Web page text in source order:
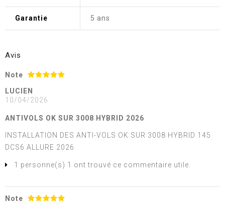
Garantie 5 ans
Avis
Note
LUCIEN
10/04/2026
ANTIVOLS OK SUR 3008 HYBRID 2026
INSTALLATION DES ANTI-VOLS OK SUR 3008 HYBRID 145
DCS6 ALLURE 2026
1 personne(s) 1 ont trouvé ce commentaire utile.
Note